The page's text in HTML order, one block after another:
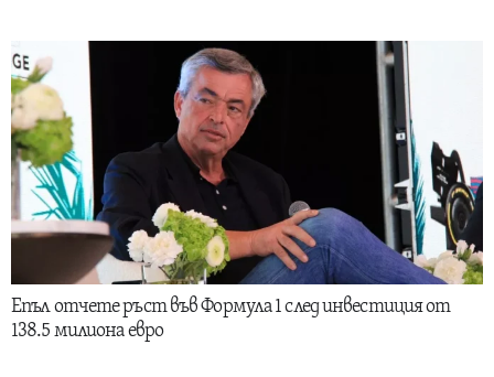
Епъл отчете ръст във Формула 1 след инвестиция от
138.5 милиона евро